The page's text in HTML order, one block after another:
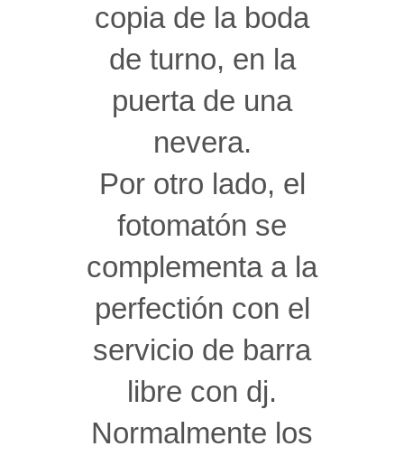
copia de la boda
de turno, en la
puerta de una
nevera.
Por otro lado, el
fotomatón se
complementa a la
perfectión con el
servicio de barra
libre con dj.
Normalmente los